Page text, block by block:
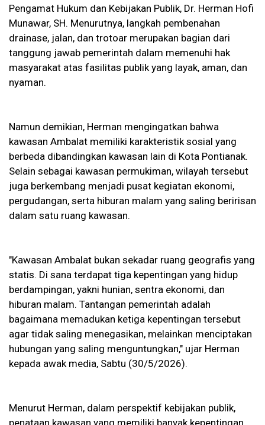
Pengamat Hukum dan Kebijakan Publik, Dr. Herman Hofi
Munawar, SH. Menurutnya, langkah pembenahan
drainase, jalan, dan trotoar merupakan bagian dari
tanggung jawab pemerintah dalam memenuhi hak
masyarakat atas fasilitas publik yang layak, aman, dan
nyaman.
Namun demikian, Herman mengingatkan bahwa
kawasan Ambalat memiliki karakteristik sosial yang
berbeda dibandingkan kawasan lain di Kota Pontianak.
Selain sebagai kawasan permukiman, wilayah tersebut
juga berkembang menjadi pusat kegiatan ekonomi,
pergudangan, serta hiburan malam yang saling beririsan
dalam satu ruang kawasan.
"Kawasan Ambalat bukan sekadar ruang geografis yang
statis. Di sana terdapat tiga kepentingan yang hidup
berdampingan, yakni hunian, sentra ekonomi, dan
hiburan malam. Tantangan pemerintah adalah
bagaimana memadukan ketiga kepentingan tersebut
agar tidak saling menegasikan, melainkan menciptakan
hubungan yang saling menguntungkan," ujar Herman
kepada awak media, Sabtu (30/5/2026).
Menurut Herman, dalam perspektif kebijakan publik,
penataan kawasan yang memiliki banyak kepentingan